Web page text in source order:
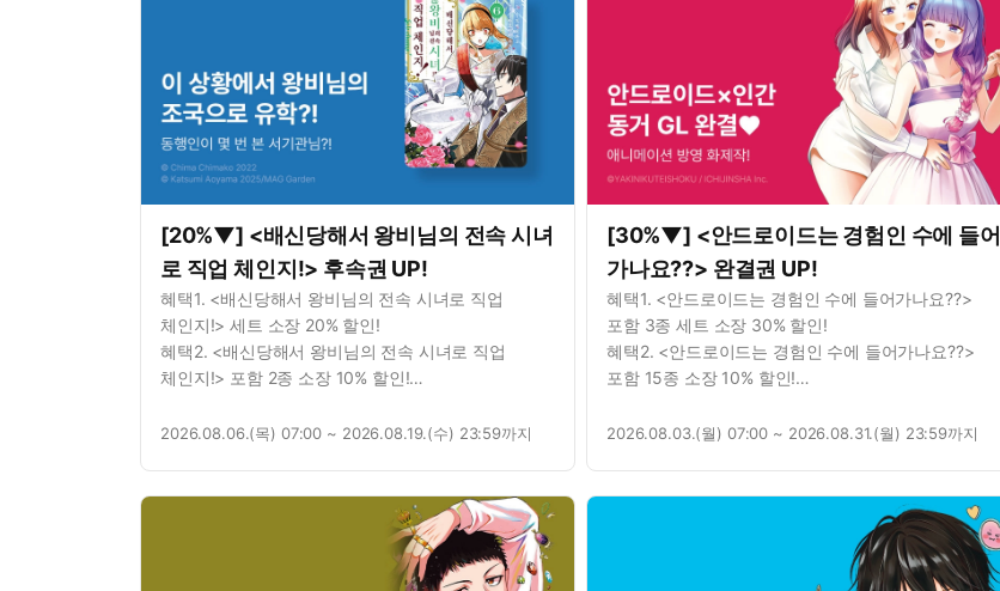
[20%▼] <배신당해서 왕비님의 전속 시녀
로 직업 체인지!> 후속권 UP!
혜택1. <배신당해서 왕비님의 전속 시녀로 직업
체인지!> 세트 소장 20% 할인!
혜택2. <배신당해서 왕비님의 전속 시녀로 직업
체인지!> 포함 2종 소장 10% 할인!
체인지!> 포함 2종 대여 10% 할인!
2026.08.06.(목) 07:00 ~ 2026.08.19.(수) 23:59까지
[30%▼] <안드로이드는 경험인 수에 들어
가나요??> 완결권 UP!
혜택1. <안드로이드는 경험인 수에 들어가나요??>
포함 3종 세트 소장 30% 할인!
혜택2. <안드로이드는 경험인 수에 들어가나요??>
포함 15종 소장 10% 할인!
2026.08.03.(월) 07:00 ~ 2026.08.31.(월) 23:59까지